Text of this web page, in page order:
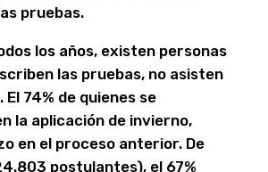
pruebas.
los años, existen personas
las pruebas, no asisten
El 74% de quienes se
la aplicación de invierno,
en el proceso anterior. De
postulantes), el 67%